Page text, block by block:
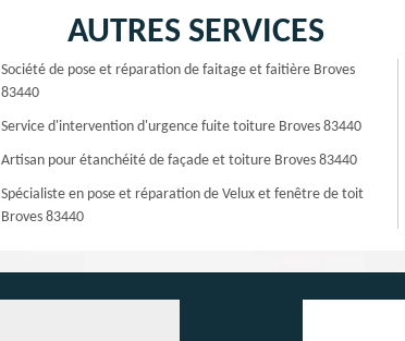
AUTRES SERVICES
Société de pose et réparation de faitage et faitière Broves
83440
Service d'intervention d'urgence fuite toiture Broves 83440
Artisan pour étanchéité de façade et toiture Broves 83440
Spécialiste en pose et réparation de Velux et fenêtre de toit
Broves 83440